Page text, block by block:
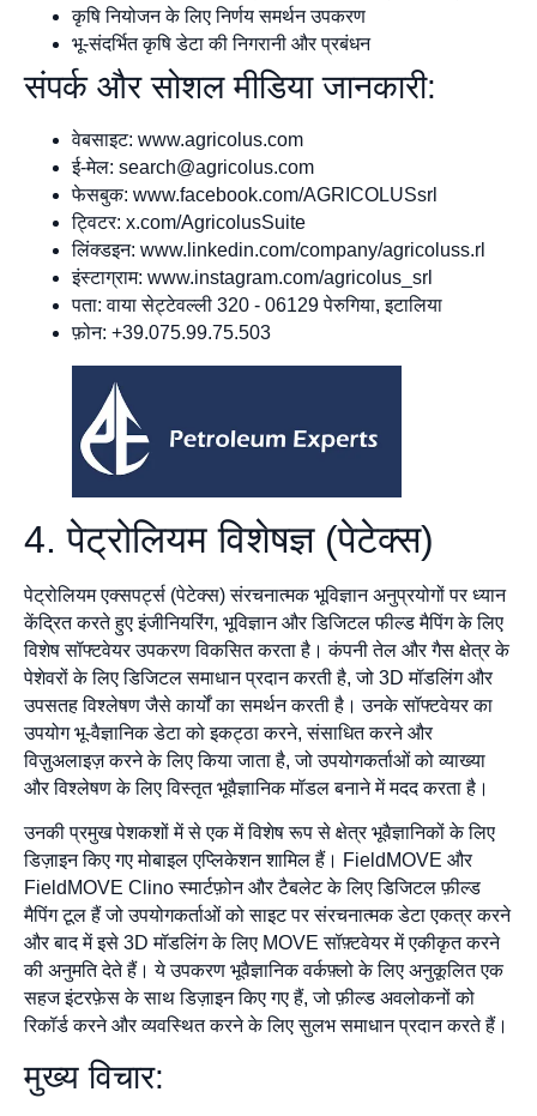
कृषि नियोजन के लिए निर्णय समर्थन उपकरण
भू-संदर्भित कृषि डेटा की निगरानी और प्रबंधन
संपर्क और सोशल मीडिया जानकारी:
वेबसाइट: www.agricolus.com
ई-मेल: search@agricolus.com
फेसबुक: www.facebook.com/AGRICOLUSsrl
ट्विटर: x.com/AgricolusSuite
लिंक्डइन: www.linkedin.com/company/agricoluss.rl
इंस्टाग्राम: www.instagram.com/agricolus_srl
पता: वाया सेट्टेवल्ली 320 - 06129 पेरुगिया, इटालिया
फ़ोन: +39.075.99.75.503
4. पेट्रोलियम विशेषज्ञ (पेटेक्स)
पेट्रोलियम एक्सपर्ट्स (पेटेक्स) संरचनात्मक भूविज्ञान अनुप्रयोगों पर ध्यान
केंद्रित करते हुए इंजीनियरिंग, भूविज्ञान और डिजिटल फील्ड मैपिंग के लिए
विशेष सॉफ्टवेयर उपकरण विकसित करता है। कंपनी तेल और गैस क्षेत्र के
पेशेवरों के लिए डिजिटल समाधान प्रदान करती है, जो 3D मॉडलिंग और
उपसतह विश्लेषण जैसे कार्यों का समर्थन करती है। उनके सॉफ्टवेयर का
उपयोग भू-वैज्ञानिक डेटा को इकट्ठा करने, संसाधित करने और
विज़ुअलाइज़ करने के लिए किया जाता है, जो उपयोगकर्ताओं को व्याख्या
और विश्लेषण के लिए विस्तृत भूवैज्ञानिक मॉडल बनाने में मदद करता है।
उनकी प्रमुख पेशकशों में से एक में विशेष रूप से क्षेत्र भूवैज्ञानिकों के लिए
डिज़ाइन किए गए मोबाइल एप्लिकेशन शामिल हैं। FieldMOVE और
FieldMOVE Clino स्मार्टफ़ोन और टैबलेट के लिए डिजिटल फ़ील्ड
मैपिंग टूल हैं जो उपयोगकर्ताओं को साइट पर संरचनात्मक डेटा एकत्र करने
और बाद में इसे 3D मॉडलिंग के लिए MOVE सॉफ़्टवेयर में एकीकृत करने
की अनुमति देते हैं। ये उपकरण भूवैज्ञानिक वर्कफ़्लो के लिए अनुकूलित एक
सहज इंटरफ़ेस के साथ डिज़ाइन किए गए हैं, जो फ़ील्ड अवलोकनों को
रिकॉर्ड करने और व्यवस्थित करने के लिए सुलभ समाधान प्रदान करते हैं।
मुख्य विचार: